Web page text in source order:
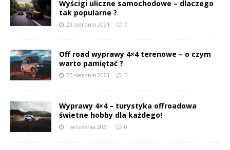
Wyścigi uliczne samochodowe – dlaczego
tak popularne ?
23 sierpnia 2021 0
Off road wyprawy 4×4 terenowe – o czym
warto pamiętać ?
25 sierpnia 2021 0
Wyprawy 4×4 – turystyka offroadowa
świetne hobby dla każdego!
1 września 2021 0